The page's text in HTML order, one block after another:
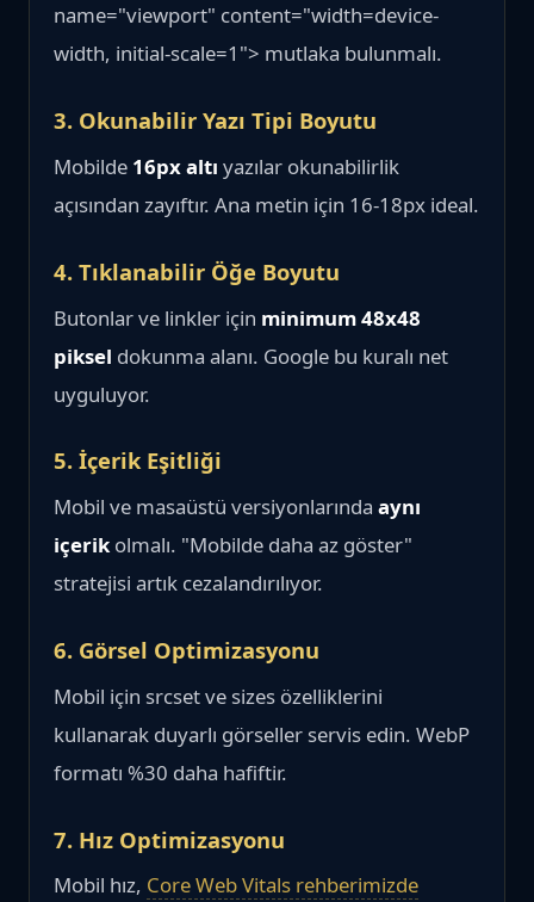
name="viewport" content="width=device-
width, initial-scale=1"> mutlaka bulunmalı.
3. Okunabilir Yazı Tipi Boyutu
Mobilde 16px altı yazılar okunabilirlik
açısından zayıftır. Ana metin için 16-18px ideal.
4. Tıklanabilir Öğe Boyutu
Butonlar ve linkler için minimum 48x48
piksel dokunma alanı. Google bu kuralı net
uyguluyor.
5. İçerik Eşitliği
Mobil ve masaüstü versiyonlarında aynı
içerikolmalı. "Mobilde daha az göster"
stratejisi artık cezalandırılıyor.
6. Görsel Optimizasyonu
Mobil için srcset ve sizes özelliklerini
kullanarak duyarlı görseller servis edin. WebP
formatı %30 daha hafiftir.
7. Hız Optimizasyonu
Mobil hız, Core Web Vitals rehberimizde